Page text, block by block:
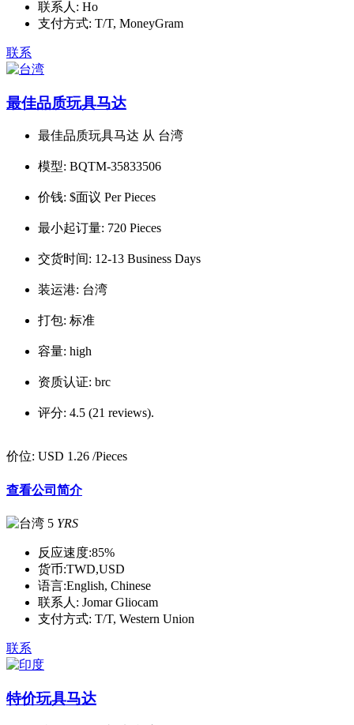
联系人: Ho
支付方式: T/T, MoneyGram
联系
最佳品质玩具马达
最佳品质玩具马达 从 台湾
模型: BQTM-35833506
价钱: $面议 Per Pieces
最小起订量: 720 Pieces
交货时间: 12-13 Business Days
装运港: 台湾
打包: 标准
容量: high
资质认证: brc
评分: 4.5 (21 reviews).
价位: USD 1.26 /Pieces
查看公司简介
5 YRS
反应速度:85%
货币:TWD,USD
语言:English, Chinese
联系人: Jomar Gliocam
支付方式: T/T, Western Union
联系
特价玩具马达